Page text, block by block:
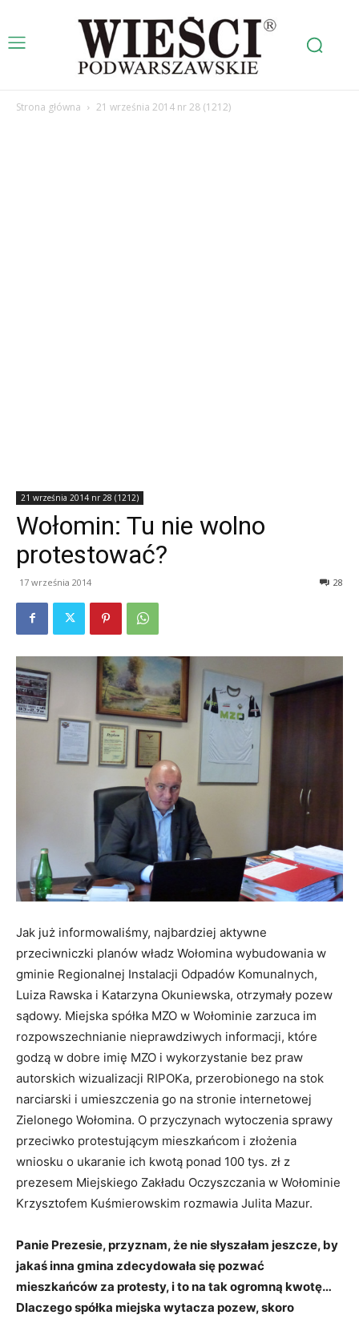
Strona główna 21 września 2014 nr 28 (1212)
21 września 2014 nr 28 (1212)
Wołomin: Tu nie wolno
protestować?
17 września 2014 28
Jak już informowaliśmy, najbardziej aktywne
przeciwniczki planów władz Wołomina wybudowania w
gminie Regionalnej Instalacji Odpadów Komunalnych,
Luiza Rawska i Katarzyna Okuniewska, otrzymały pozew
sądowy. Miejska spółka MZO w Wołominie zarzuca im
rozpowszechnianie nieprawdziwych informacji, które
godzą w dobre imię MZO i wykorzystanie bez praw
autorskich wizualizacji RIPOKa, przerobionego na stok
narciarski i umieszczenia go na stronie internetowej
Zielonego Wołomina. O przyczynach wytoczenia sprawy
przeciwko protestującym mieszkańcom i złożenia
wniosku o ukaranie ich kwotą ponad 100 tys. zł z
prezesem Miejskiego Zakładu Oczyszczania w Wołominie
Krzysztofem Kuśmierowskim rozmawia Julita Mazur.
Panie Prezesie, przyznam, że nie słyszałam jeszcze, by
jakaś inna gmina zdecydowała się pozwać
mieszkańców za protesty, i to na tak ogromną kwotę…
Dlaczego spółka miejska wytacza pozew, skoro